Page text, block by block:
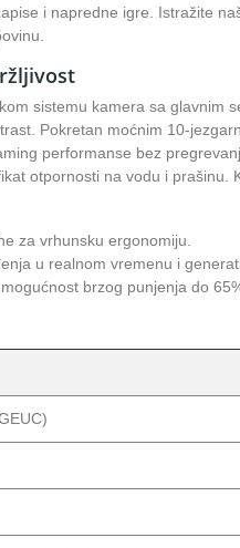
i napredne igre. Istražite
sistemu kamera sa glavnim
Pokretan moćnim 10-
performanse bez
otpornosti na vodu i prašinu.
za vrhunsku ergonomiju.
u realnom vremenu i
brzog punjenja do